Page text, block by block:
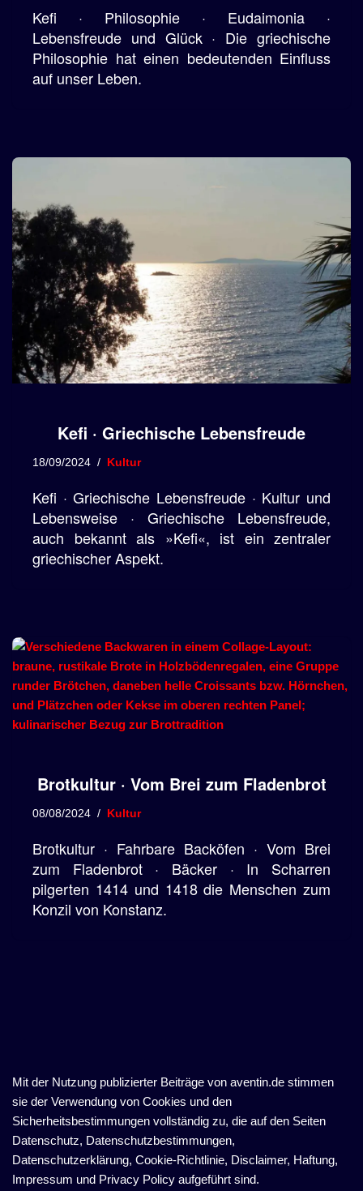
Kefi · Philosophie · Eudaimonia ·
Lebensfreude und Glück · Die griechische
Philosophie hat einen bedeutenden Einfluss
auf unser Leben.
Kefi · Griechische Lebensfreude
18/09/2024 Kultur
Kefi · Griechische Lebensfreude · Kultur und
Lebensweise · Griechische Lebensfreude,
auch bekannt als »Kefi«, ist ein zentraler
griechischer Aspekt.
Brotkultur · Vom Brei zum Fladenbrot
08/08/2024 Kultur
Brotkultur · Fahrbare Backöfen · Vom Brei
zum Fladenbrot · Bäcker · In Scharren
pilgerten 1414 und 1418 die Menschen zum
Konzil von Konstanz.
Mit der Nutzung publizierter Beiträge von aventin.de stimmen
sie der Verwendung von Cookies und den
Sicherheitsbestimmungen vollständig zu, die auf den Seiten
Datenschutz, Datenschutzbestimmungen,
Datenschutzerklärung, Cookie-Richtlinie, Disclaimer, Haftung,
Impressum und Privacy Policy aufgeführt sind.